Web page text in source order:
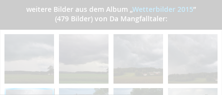
weitere Bilder aus dem Album „Wetterbilder 2015”
(479 Bilder) von Da Mangfalltaler: